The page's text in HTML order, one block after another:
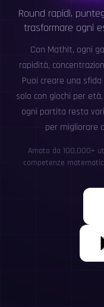
Round rapidi,
trasformare ogni
Con MathIt, ogni
rapidità,
Puoi creare una
solo con giochi per
ogni partita resta
per migliorare
Amato da 100,000+
competenze